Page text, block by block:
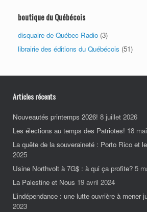
boutique du Québécois
disquaire de Québec Radio (3)
librairie des éditions du Québécois (51)
Articles récents
Nouveautés printemps 2026! 8 juillet 2026
Les élections au temps des Patriotes! 18
La quête de la souveraineté : Porto Rico et
2025
Usine Northvolt à 7G$ : à qui ça profite? 5
La Palestine et Nous 19 avril 2024
L’indépendance : une lutte ouvrière à mener
2023